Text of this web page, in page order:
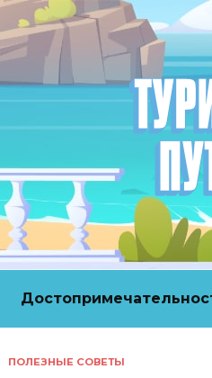
ПОЛЕЗНЫЕ СОВЕТЫ